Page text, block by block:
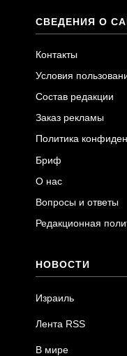
СВЕДЕНИЯ О
Контакты
Условия
Состав редакции
Заказ рекламы
Политика
Бриф
О нас
Вопросы и ответы
Редакционная
НОВОСТИ
Израиль
Лента RSS
В мире